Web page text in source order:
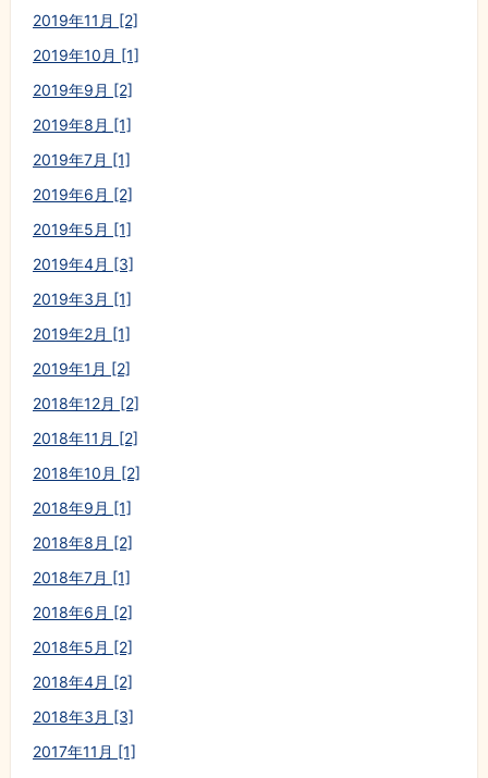
2019年11月 [2]
2019年10月 [1]
2019年9月 [2]
2019年8月 [1]
2019年7月 [1]
2019年6月 [2]
2019年5月 [1]
2019年4月 [3]
2019年3月 [1]
2019年2月 [1]
2019年1月 [2]
2018年12月 [2]
2018年11月 [2]
2018年10月 [2]
2018年9月 [1]
2018年8月 [2]
2018年7月 [1]
2018年6月 [2]
2018年5月 [2]
2018年4月 [2]
2018年3月 [3]
2017年11月 [1]